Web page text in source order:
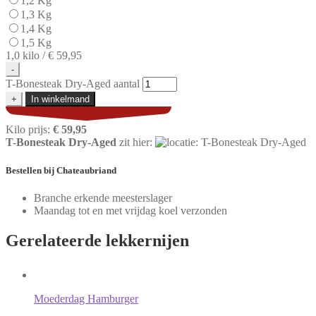
1,3 Kg
1,4 Kg
1,5 Kg
1,0 kilo /€ 59,95
-
T-Bonesteak Dry-Aged aantal
+ In winkelmand
Kilo prijs: € 59,95
T-Bonesteak Dry-Aged zit hier:
Bestellen bij Chateaubriand
Branche erkende meesterslager
Maandag tot en met vrijdag koel verzonden
Gerelateerde lekkernijen
Moederdag Hamburger